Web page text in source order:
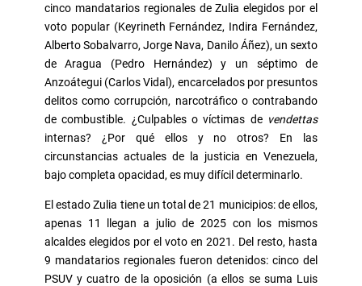
cinco mandatarios regionales de Zulia elegidos por el
voto popular (Keyrineth Fernández, Indira Fernández,
Alberto Sobalvarro, Jorge Nava, Danilo Áñez), un sexto
de Aragua (Pedro Hernández) y un séptimo de
Anzoátegui (Carlos Vidal), encarcelados por presuntos
delitos como corrupción, narcotráfico o contrabando
de combustible. ¿Culpables o víctimas de vendettas
internas? ¿Por qué ellos y no otros? En las
circunstancias actuales de la justicia en Venezuela,
bajo completa opacidad, es muy difícil determinarlo.
El estado Zulia tiene un total de 21 municipios: de ellos,
apenas 11 llegan a julio de 2025 con los mismos
alcaldes elegidos por el voto en 2021. Del resto, hasta
9 mandatarios regionales fueron detenidos: cinco del
PSUV y cuatro de la oposición (a ellos se suma Luis